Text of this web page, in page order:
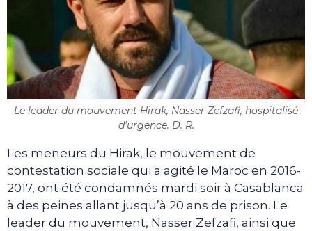
Le leader du mouvement Hirak, Nasser Zefzafi, hospitalisé
d'urgence. D. R.
Les meneurs du Hirak, le mouvement de
contestation sociale qui a agité le Maroc en 2016-
2017, ont été condamnés mardi soir à Casablanca
à des peines allant jusqu’à 20 ans de prison. Le
leader du mouvement, Nasser Zefzafi, ainsi que